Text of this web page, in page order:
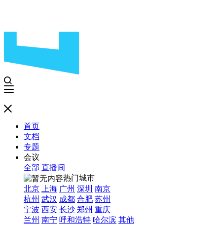
首页
文档
专题
会议
全部 直播间
热门城市
北京
上海 广州 深圳 南京
杭州 武汉 成都 合肥 苏州
宁波 西安 长沙 郑州 重庆
兰州 南宁 呼和浩特 哈尔滨 其他